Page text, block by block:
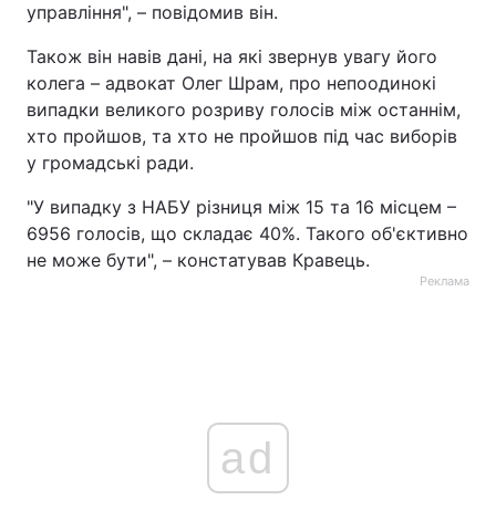
управління", – повідомив він.
Також він навів дані, на які звернув увагу його
колега – адвокат Олег Шрам, про непоодинокі
випадки великого розриву голосів між останнім,
хто пройшов, та хто не пройшов під час виборів
у громадські ради.
"У випадку з НАБУ різниця між 15 та 16 місцем –
6956 голосів, що складає 40%. Такого об'єктивно
не може бути", – констатував Кравець.
Реклама
ad